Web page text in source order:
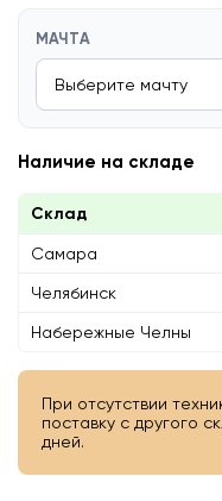
МАЧТА
Наличие на складе
Склад
Самара
Челябинск
Набережные Челны
При отсутствии
поставку с другого
дней.